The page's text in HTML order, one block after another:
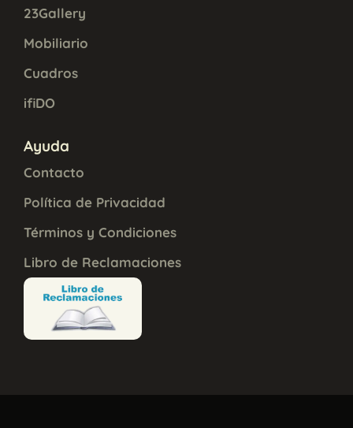
23Gallery
Mobiliario
Cuadros
ifiDO
Ayuda
Contacto
Política de Privacidad
Términos y Condiciones
Libro de Reclamaciones